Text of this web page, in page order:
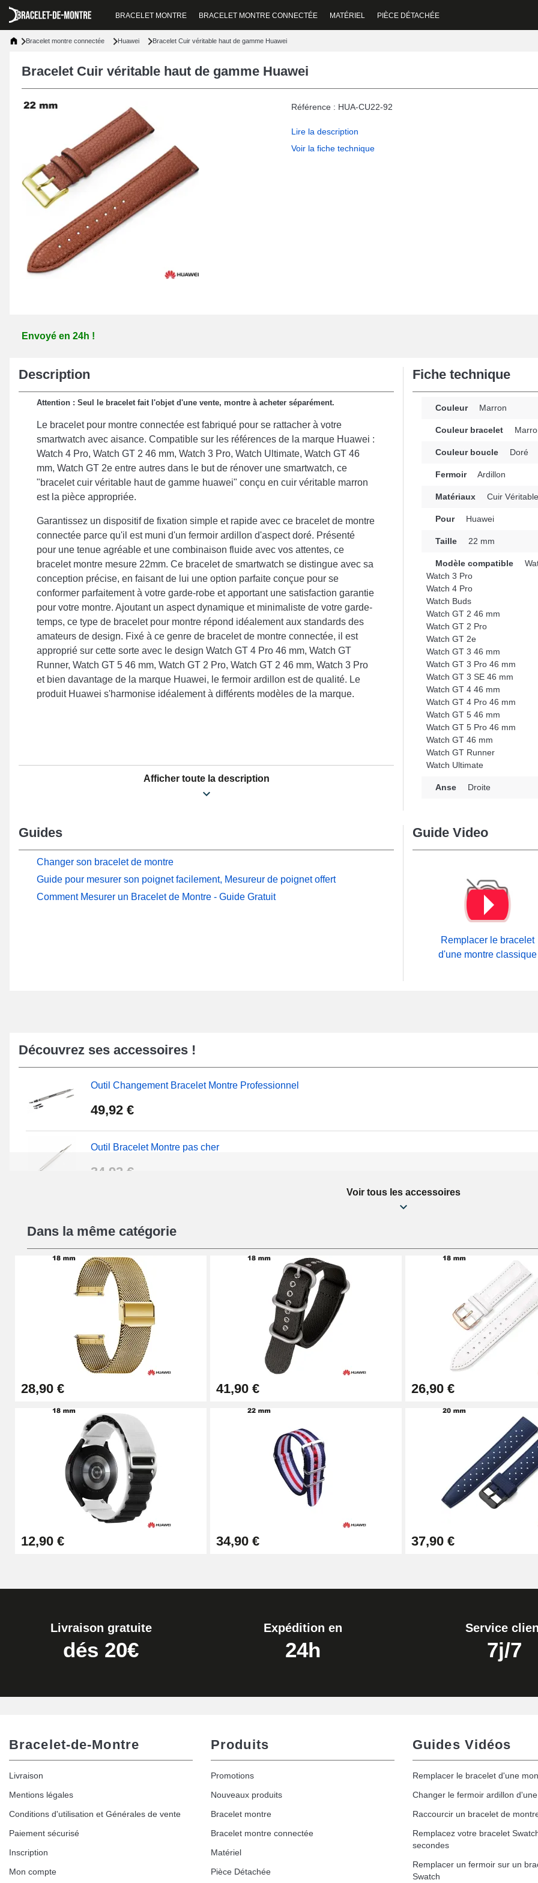
BRACELET MONTRE BRACELET MONTRE CONNECTÉE MATÉRIEL PIÈCE DÉTACHÉE
Bracelet montre connectée Huawei Bracelet Cuir véritable haut de gamme Huawei
Bracelet Cuir véritable haut de gamme Huawei
Référence : HUA-CU22-92
Lire la description
Voir la fiche technique
Envoyé en 24h !
Description
Attention : Seul le bracelet fait l'objet d'une vente, montre à acheter séparément.
Le bracelet pour montre connectée est fabriqué pour se rattacher à votre
smartwatch avec aisance. Compatible sur les références de la marque Huawei :
Watch 4 Pro, Watch GT 2 46 mm, Watch 3 Pro, Watch Ultimate, Watch GT 46
mm, Watch GT 2e entre autres dans le but de rénover une smartwatch, ce
"bracelet cuir véritable haut de gamme huawei" conçu en cuir véritable marron
est la pièce appropriée.
Garantissez un dispositif de fixation simple et rapide avec ce bracelet de montre
connectée parce qu'il est muni d'un fermoir ardillon d'aspect doré. Présenté
pour une tenue agréable et une combinaison fluide avec vos attentes, ce
bracelet montre mesure 22mm. Ce bracelet de smartwatch se distingue avec sa
conception précise, en faisant de lui une option parfaite conçue pour se
conformer parfaitement à votre garde-robe et apportant une satisfaction garantie
pour votre montre. Ajoutant un aspect dynamique et minimaliste de votre garde-
temps, ce type de bracelet pour montre répond idéalement aux standards des
amateurs de design. Fixé à ce genre de bracelet de montre connectée, il est
approprié sur cette sorte avec le design Watch GT 4 Pro 46 mm, Watch GT
Runner, Watch GT 5 46 mm, Watch GT 2 Pro, Watch GT 2 46 mm, Watch 3 Pro
et bien davantage de la marque Huawei, le fermoir ardillon est de qualité. Le
produit Huawei s'harmonise idéalement à différents modèles de la marque.
Afficher toute la description
Fiche technique
Couleur Marron
Couleur bracelet
Couleur boucle Doré
Fermoir Ardillon
Matériaux Cuir Véritable
Pour Huawei
Taille 22 mm
Modèle compatible
Watch 3 Pro
Watch 4 Pro
Watch Buds
Watch GT 2 46 mm
Watch GT 2 Pro
Watch GT 2e
Watch GT 3 46 mm
Watch GT 3 Pro 46 mm
Watch GT 3 SE 46 mm
Watch GT 4 46 mm
Watch GT 4 Pro 46 mm
Watch GT 5 46 mm
Watch GT 5 Pro 46 mm
Watch GT 46 mm
Watch GT Runner
Watch Ultimate
Anse Droite
Guides
Changer son bracelet de montre
Guide pour mesurer son poignet facilement, Mesureur de poignet offert
Comment Mesurer un Bracelet de Montre - Guide Gratuit
Guide Video
Remplacer le bracelet
d'une montre classique
Découvrez ses accessoires !
Outil Changement Bracelet Montre Professionnel
49,92 €
Outil Bracelet Montre pas cher
34,92 €
16,90 €
Pied à Coulisse Numérique
9,90 €
Pince à Poinçonner (pince trou)
57,42 €
Pince Trou pour Bracelet de Montre
10,90 €
Kit Horlogerie Débutant
26,90 €
Boîte Pompe Bracelet Montre - Diamètre 1,50 mm - 8 à 25 mm
Extracteur de Bracelet de Montre Facile
Voir tous les accessoires
Dans la même catégorie
28,90 € 41,90 € 26,90 €
12,90 € 34,90 € 37,90 €
Livraison gratuite
dés 20€
Expédition en
24h
Service
7j/7
Bracelet-de-Montre
Livraison
Mentions légales
Conditions d'utilisation et Générales de vente
Paiement sécurisé
Inscription
Mon compte
Produits
Promotions
Nouveaux produits
Bracelet montre
Bracelet montre connectée
Matériel
Pièce Détachée
Guides Vidéos
Remplacer le bracelet d'une
Changer le fermoir ardillon
Raccourcir un bracelet de
Remplacez votre bracelet
secondes
Remplacer un fermoir sur un
Swatch